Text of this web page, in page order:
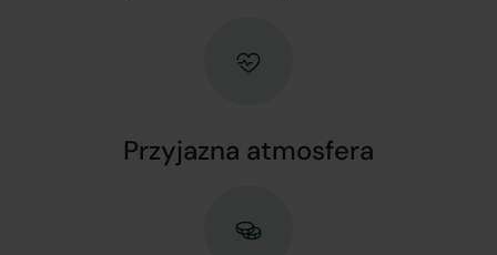
Przyjazna atmosfera